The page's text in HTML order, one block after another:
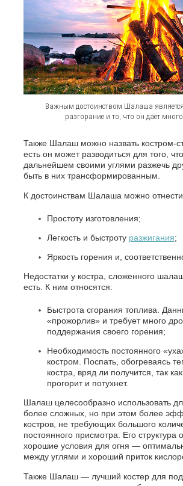
Важным достоинством Шалаша является
разгорание и то, что он даёт
Также Шалаш можно назвать костром-
есть он может разводиться для того,
дальнейшем своими углями разжечь
быть в них трансформированным.
К достоинствам Шалаша можно
Простоту изготовления;
Легкость и быстроту разжигания;
Яркость горения и,
Недостатки у костра, сложенного
есть. К ним относятся:
Быстрота сгорания топлива.
«прожорлив» и требует много
поддержания своего горения;
Необходимость постоянного
костром. Поспать, обогреваясь
костра, вряд ли получится, так
прогорит и потухнет.
Шалаш целесообразно использовать
более сложных, но при этом более
костров, не требующих большого
постоянного присмотра. Его структура
хорошие условия для огня —
между углями и хороший приток
Также Шалаш — лучший костер для